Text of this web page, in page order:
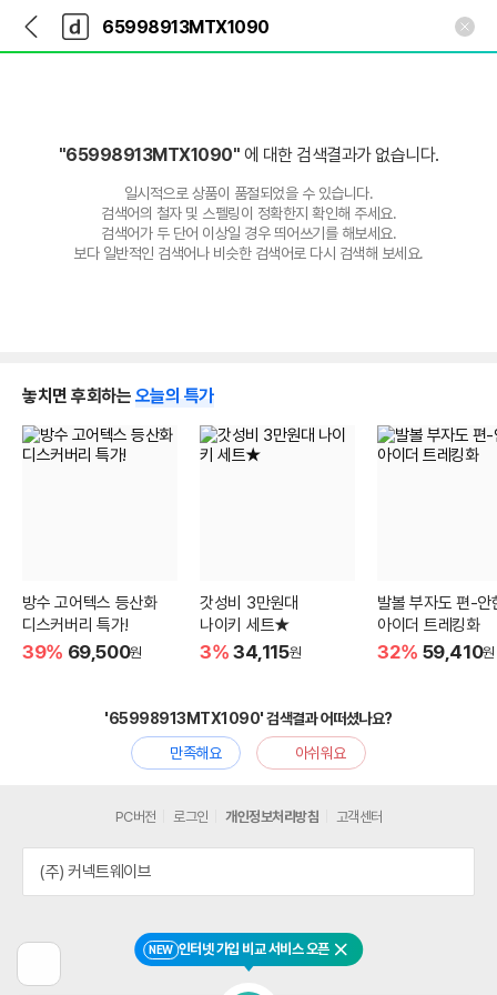
다
나
와
가
다
와
"65998913MTX1090" 에 대한 검색결과가 없습니다.
일시적으로 상품이 품절되었을 수 있습니다.
검색어의 철자 및 스펠링이 정확한지 확인해 주세요.
검색어가 두 단어 이상일 경우 띄어쓰기를 해보세요.
보다 일반적인 검색어나 비슷한 검색어로 다시 검색해 보세요.
놓치면 후회하는 오늘의 특가
방수 고어텍스 등산화
디스커버리 특가!
39% 69,500원
갓성비 3만원대
나이키 세트★
3% 34,115원
발볼 부자도 편-안
아이더 트레킹화
32% 59,410원
'65998913MTX1090' 검색결과 어떠셨나요?
만족해요
아쉬워요
전
NEW 인터넷 가입 비교 서비스 오픈 닫기
PC버전 로그인 개인정보처리방침 고객센터
(주) 커넥트웨이브